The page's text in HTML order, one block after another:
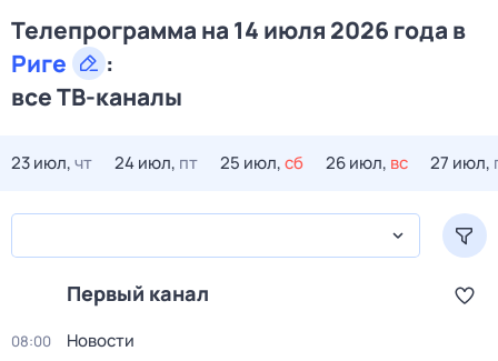
Телепрограмма на 14 июля 2026 года в
Риге
:
все ТВ-каналы
23 июл,чт 24 июл, пт 25 июл,сб 26 июл, вс 27 июл,
Первый канал
08:00 Новости